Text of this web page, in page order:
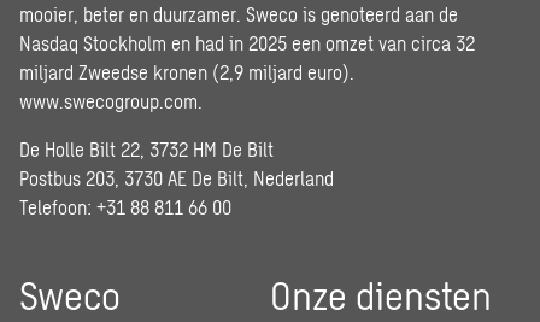
mooier, beter en duurzamer. Sweco is genoteerd aan de
Nasdaq Stockholm en had in 2025 een omzet van circa 32
miljard Zweedse kronen (2,9 miljard euro).
www.swecogroup.com
De Holle Bilt 22, 3732 HM De Bilt
Postbus 203, 3730 AE De Bilt, Nederland
Telefoon: +31 88 811 66 00
Sweco Onze diensten